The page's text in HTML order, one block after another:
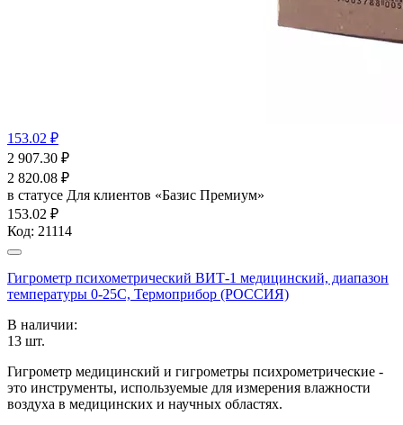
153.02 ₽
2 907.30 ₽
2 820.08 ₽
в статусе Для клиентов «Базис Премиум»
153.02 ₽
Код: 21114
Гигрометр психометрический ВИТ-1 медицинский, диапазон
температуры 0-25С, Термоприбор (РОССИЯ)
В наличии:
13 шт.
Гигрометр медицинский и гигрометры психрометрические -
это инструменты, используемые для измерения влажности
воздуха в медицинских и научных областях.